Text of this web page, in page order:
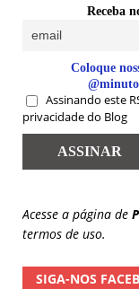
Receba
Coloque
Assinando este
privacidade do Blog
Acesse a página de
termos de uso.
SIGA-NOS